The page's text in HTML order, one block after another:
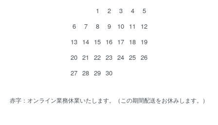
1
2 3 4
5
6
7 8 9 10 11
12
13 14 15 16 17 18 19
20 21 22 23 24 25 26
27 28 29 30
赤字：オンライン業務休業いたします。（この期間配送をお休みします。）